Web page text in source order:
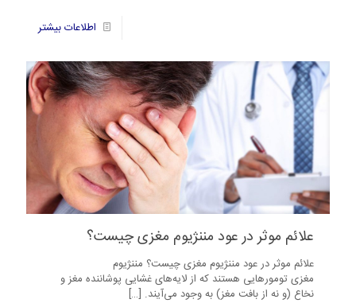
اطلاعات بیشتر
علائم موثر در عود مننژیوم مغزی چیست؟
علائم موثر در عود مننژیوم مغزی چیست؟ مننژیوم
مغزی تومورهایی هستند که از لایه‌های غشایی پوشاننده مغز و
نخاع (و نه از بافت مغز) به وجود می‌آیند. […]